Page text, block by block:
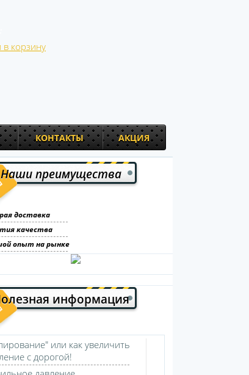
корзину
КОНТАКТЫ АКЦИЯ
Наши преимущества
доставка
качества
опыт на рынке
информация
или как увеличить
с дорогой!